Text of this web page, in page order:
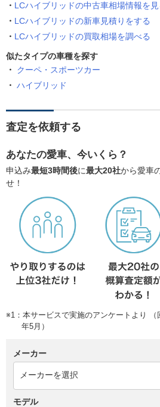
LCハイブリッドの中古車相場情報を見
LCハイブリッドの新車見積りをする
LCハイブリッドの買取相場を調べる
似たタイプの車種を探す
クーペ・スポーツカー
ハイブリッド
査定を依頼する
あなたの愛車、今いくら？
申込み最短3時間後に最大20社から愛車
せ！
※1：本サービスで実施のアンケートより （
年5月）
メーカー
モデル